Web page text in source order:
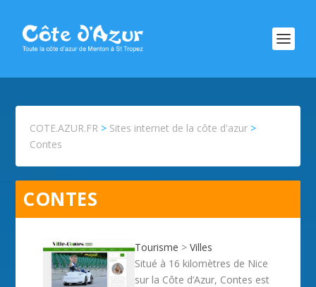
COTE.AZUR.FR > Sites internet de la côte d'azur >
Contes
CONTES
Tourisme >Villes
Situé à 16 kilomètres de Nice
sur la Côte d’Azur, Contes est